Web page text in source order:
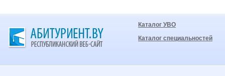
Каталог УВО
Каталог специальностей